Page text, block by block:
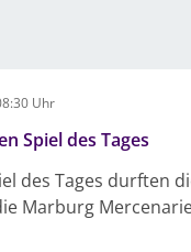
Uhr
Spiel des Tages
des Tages durften
Marburg